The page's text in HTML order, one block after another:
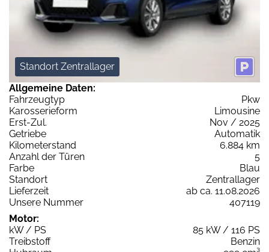
Standort Zentrallager
Allgemeine Daten:
Fahrzeugtyp
Pkw
Karosserieform
Limousine
Erst-Zul.
Nov / 2025
Getriebe
Automatik
Kilometerstand
6.884 km
Anzahl der Türen
5
Farbe
Blau
Standort
Zentrallager
Lieferzeit
ab ca. 11.08.2026
Unsere Nummer
407119
Motor:
kW / PS
85 kW / 116 PS
Treibstoff
Benzin